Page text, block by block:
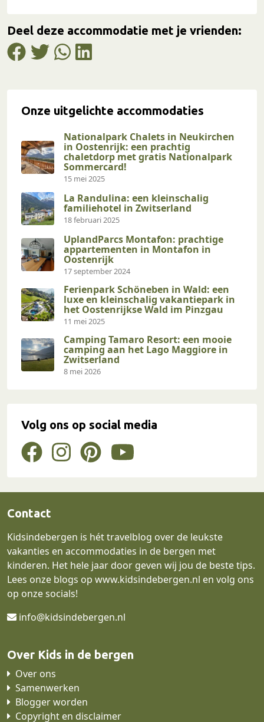
Deel deze accommodatie met je vrienden:
Onze uitgelichte accommodaties
Nationalpark Chalets in Neukirchen
in Oostenrijk: een prachtig
chaletdorp met gratis Nationalpark
Sommercard!
15 mei 2025
La Randulina: een kleinschalig
familiehotel in Zwitserland
18 februari 2025
UplandParcs Montafon: prachtige
appartementen in Montafon in
Oostenrijk
17 september 2024
Ferienpark Schöneben in Wald: een
luxe en kleinschalig vakantiepark in
het Oostenrijkse Wald im Pinzgau
11 mei 2025
Camping Tamaro Resort: een mooie
camping aan het Lago Maggiore in
Zwitserland
8 mei 2026
Volg ons op social media
Contact
Kidsindebergen is hét travelblog over de leukste
vakanties en accommodaties in de bergen met
kinderen. Het hele jaar door geven wij jou de beste tips.
Lees onze blogs op www.kidsindebergen.nl en volg ons
op onze socials!
info@kidsindebergen.nl
Over Kids in de bergen
Over ons
Samenwerken
Blogger worden
Copyright en disclaimer